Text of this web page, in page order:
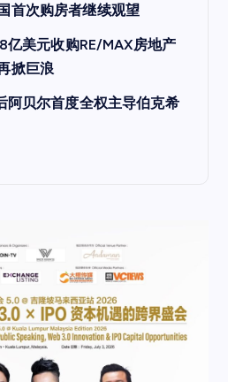
首次购房者继续观望
美元收购RE/MAX房地产
掀巨浪
阿贝尔首度全权主导伯克希